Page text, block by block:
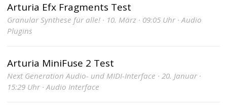
Arturia Efx Fragments Test
Granular Synthese für alle! · 10. März · 09:05 Uhr · Audio
Plugins
Arturia MiniFuse 2 Test
Next Generation Audio- und MIDI-Interface · 20. Januar ·
15:29 Uhr · Audio Interface